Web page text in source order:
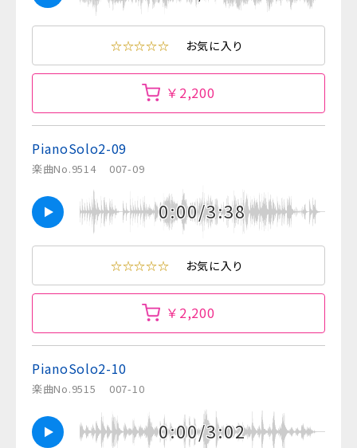
☆☆☆☆☆ お気に入り
￥2,200
PianoSolo2-09
楽曲No.9514 007-09
0:00/3:38
☆☆☆☆☆ お気に入り
￥2,200
PianoSolo2-10
楽曲No.9515 007-10
0:00/3:02